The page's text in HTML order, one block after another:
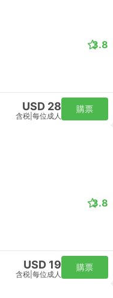
3.8
USD 28
含税 每位成人
購票
3.8
USD 19
含税 每位成人
購票